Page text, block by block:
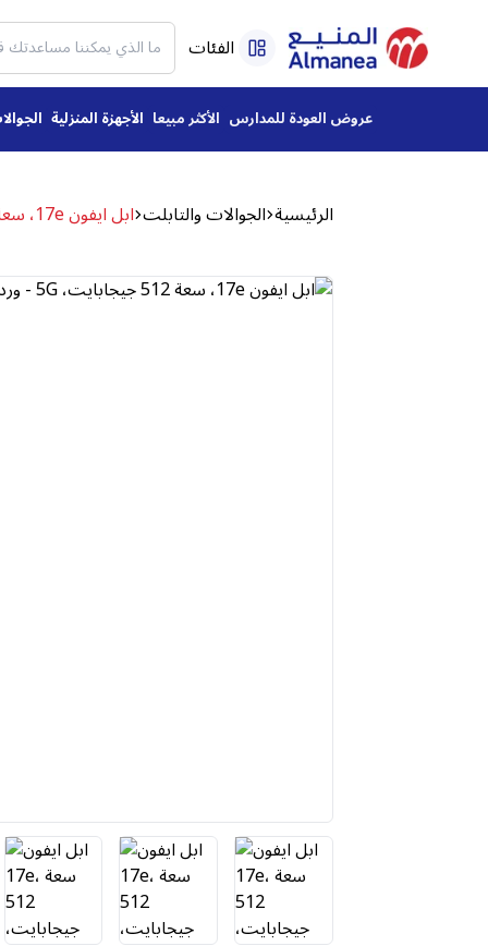
الفئات
عروض العودة للمدارس الأكثر مبيعا الأجهزة المنزلية
الرئيسية الجوالات والتابلت ابل ايفون 17e، سعة 512 جيجابايت، 5G - وردي